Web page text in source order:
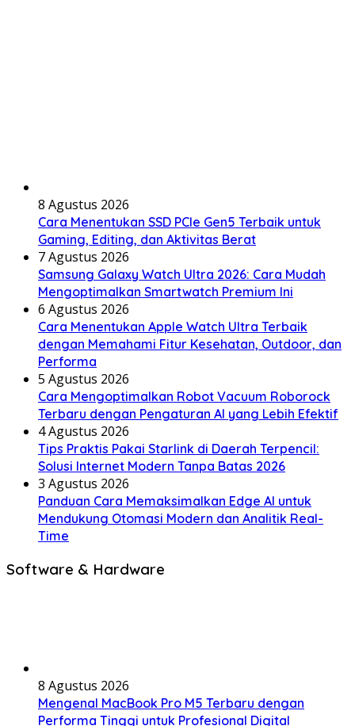
8 Agustus 2026
Cara Menentukan SSD PCIe Gen5 Terbaik untuk
Gaming, Editing, dan Aktivitas Berat
7 Agustus 2026
Samsung Galaxy Watch Ultra 2026: Cara Mudah
Mengoptimalkan Smartwatch Premium Ini
6 Agustus 2026
Cara Menentukan Apple Watch Ultra Terbaik
dengan Memahami Fitur Kesehatan, Outdoor, dan
Performa
5 Agustus 2026
Cara Mengoptimalkan Robot Vacuum Roborock
Terbaru dengan Pengaturan AI yang Lebih Efektif
4 Agustus 2026
Tips Praktis Pakai Starlink di Daerah Terpencil:
Solusi Internet Modern Tanpa Batas 2026
3 Agustus 2026
Panduan Cara Memaksimalkan Edge AI untuk
Mendukung Otomasi Modern dan Analitik Real-
Time
Software & Hardware
8 Agustus 2026
Mengenal MacBook Pro M5 Terbaru dengan
Performa Tinggi untuk Profesional Digital